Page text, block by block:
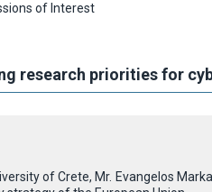
of Interest
research priorities for
of Crete, Mr. Evangelos